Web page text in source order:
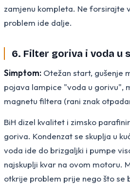
zamjenu kompleta. Ne forsirajte
problem ide dalje.
6. Filter goriva i voda u
Simptom: Otežan start, gušenje
pojava lampice "voda u gorivu",
magnetu filtera (rani znak
BiH dizel kvalitet i zimsko
goriva. Kondenzat se skuplja u
voda ide do brizgaljki i pumpe
najskuplji kvar na ovom motoru.
otkrije problem prije nego što se